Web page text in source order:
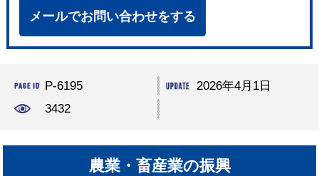
メールでお問い合わせをする
P-6195
2026年4月1日
3432
農業・畜産業の振興